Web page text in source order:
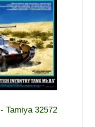
Tamiya 32572